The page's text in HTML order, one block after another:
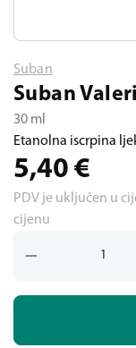
Suban
Suban
30 ml
Etanolna iscrpina
5,40 €
PDV je uključen u
cijenu